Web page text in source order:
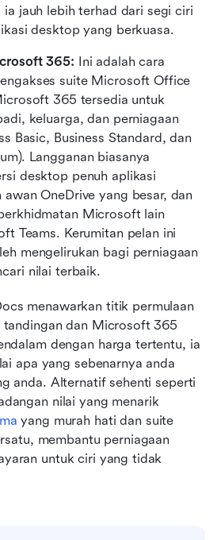
ia jauh lebih terhad dari segi ciri
desktop yang berkuasa.
365: Ini adalah cara
suite Microsoft Office
365 tersedia untuk
keluarga, dan perniagaan
Basic, Business Standard, dan
Langganan biasanya
desktop penuh aplikasi
OneDrive yang besar, dan
Microsoft lain
Teams. Kerumitan pelan ini
mengelirukan bagi perniagaan
nilai terbaik.
menawarkan titik permulaan
tandingan dan Microsoft 365
dengan harga tertentu, ia
apa yang sebenarnya anda
anda. Alternatif sehenti seperti
nilai yang menarik
yang murah hati dan suite
membantu perniagaan
untuk ciri yang tidak